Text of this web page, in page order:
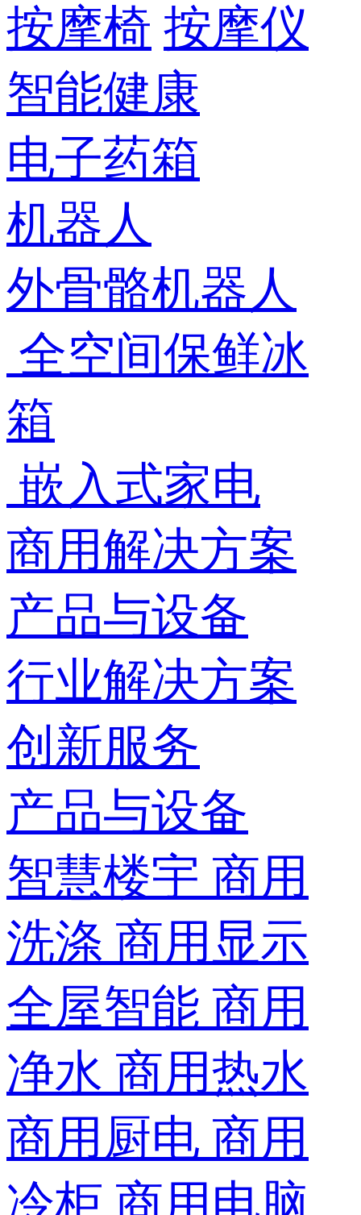
按摩椅 按摩仪
智能健康
电子药箱
机器人
外骨骼机器人
全空间保鲜冰
箱
嵌入式家电
商用解决方案
产品与设备
行业解决方案
创新服务
产品与设备
智慧楼宇 商用
洗涤 商用显示
全屋智能 商用
净水 商用热水
商用厨电 商用
冷柜 商用电脑